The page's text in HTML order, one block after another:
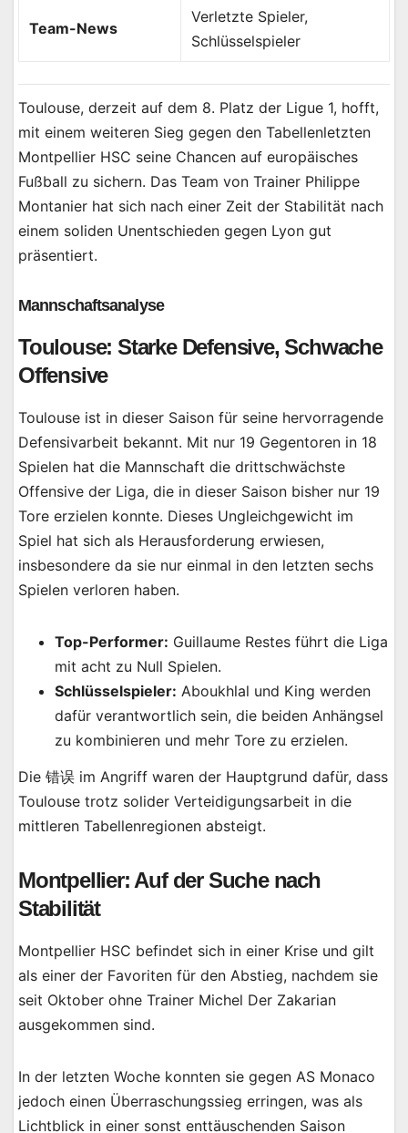
Team-News
Verletzte Spieler,
Schlüsselspieler
Toulouse, derzeit auf dem 8. Platz der Ligue 1, hofft,
mit einem weiteren Sieg gegen den Tabellenletzten
Montpellier HSC seine Chancen auf europäisches
Fußball zu sichern. Das Team von Trainer Philippe
Montanier hat sich nach einer Zeit der Stabilität nach
einem soliden Unentschieden gegen Lyon gut
präsentiert.
Mannschaftsanalyse
Toulouse: Starke Defensive, Schwache
Offensive
Toulouse ist in dieser Saison für seine hervorragende
Defensivarbeit bekannt. Mit nur 19 Gegentoren in 18
Spielen hat die Mannschaft die drittschwächste
Offensive der Liga, die in dieser Saison bisher nur 19
Tore erzielen konnte. Dieses Ungleichgewicht im
Spiel hat sich als Herausforderung erwiesen,
insbesondere da sie nur einmal in den letzten sechs
Spielen verloren haben.
Top-Performer: Guillaume Restes führt die Liga
mit acht zu Null Spielen.
Schlüsselspieler: Aboukhlal und King werden
dafür verantwortlich sein, die beiden Anhängsel
zu kombinieren und mehr Tore zu erzielen.
Die 错误 im Angriff waren der Hauptgrund dafür, dass
Toulouse trotz solider Verteidigungsarbeit in die
mittleren Tabellenregionen absteigt.
Montpellier: Auf der Suche nach
Stabilität
Montpellier HSC befindet sich in einer Krise und gilt
als einer der Favoriten für den Abstieg, nachdem sie
seit Oktober ohne Trainer Michel Der Zakarian
ausgekommen sind.
In der letzten Woche konnten sie gegen AS Monaco
jedoch einen Überraschungssieg erringen, was als
Lichtblick in einer sonst enttäuschenden Saison